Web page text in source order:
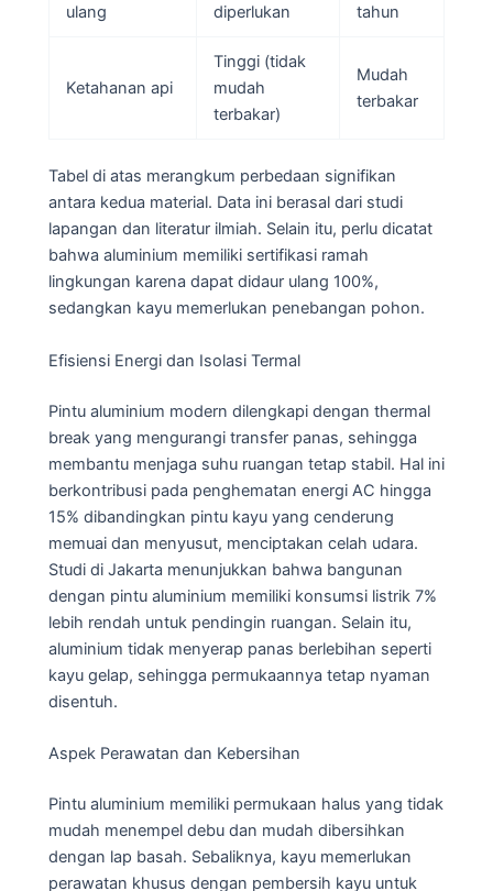
ulang
diperlukan
tahun
Ketahanan api
Tinggi (tidak
mudah
terbakar)
Mudah
terbakar
Tabel di atas merangkum perbedaan signifikan
antara kedua material. Data ini berasal dari studi
lapangan dan literatur ilmiah. Selain itu, perlu dicatat
bahwa aluminium memiliki sertifikasi ramah
lingkungan karena dapat didaur ulang 100%,
sedangkan kayu memerlukan penebangan pohon.
Efisiensi Energi dan Isolasi Termal
Pintu aluminium modern dilengkapi dengan thermal
break yang mengurangi transfer panas, sehingga
membantu menjaga suhu ruangan tetap stabil. Hal ini
berkontribusi pada penghematan energi AC hingga
15% dibandingkan pintu kayu yang cenderung
memuai dan menyusut, menciptakan celah udara.
Studi di Jakarta menunjukkan bahwa bangunan
dengan pintu aluminium memiliki konsumsi listrik 7%
lebih rendah untuk pendingin ruangan. Selain itu,
aluminium tidak menyerap panas berlebihan seperti
kayu gelap, sehingga permukaannya tetap nyaman
disentuh.
Aspek Perawatan dan Kebersihan
Pintu aluminium memiliki permukaan halus yang tidak
mudah menempel debu dan mudah dibersihkan
dengan lap basah. Sebaliknya, kayu memerlukan
perawatan khusus dengan pembersih kayu untuk